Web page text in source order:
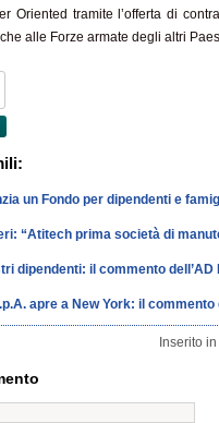
Oriented tramite l’offerta di
alle Forze armate degli altri
un Fondo per dipendenti e
“Atitech prima società di
dipendenti: il commento
apre a New York: il
Inserito in